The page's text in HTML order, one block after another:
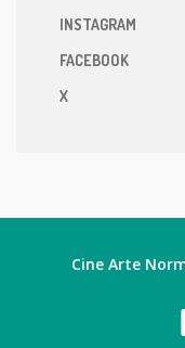
INSTAGRAM
FACEBOOK
X
Cine Arte